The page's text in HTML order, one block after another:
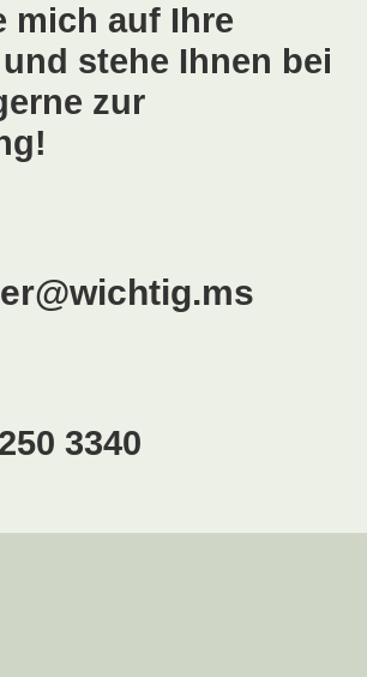
mich auf Ihre
stehe Ihnen bei
zur
3340